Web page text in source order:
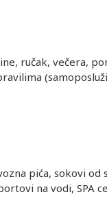
ručak, večera,
pića, sokovi od
na vodi, SPA